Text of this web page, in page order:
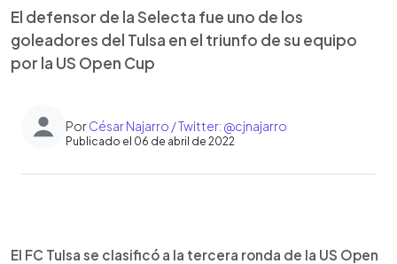
El defensor de la Selecta fue uno de los
goleadores del Tulsa en el triunfo de su equipo
por la US Open Cup
PorCésar Najarro / Twitter: @cjnajarro
Publicado el 06 de abril de 2022
► Escuchar artículo
El FC Tulsa se clasificó a la tercera ronda de la US Open